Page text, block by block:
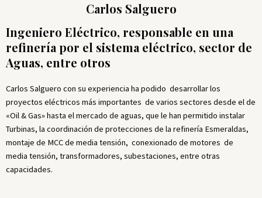
Carlos Salguero
Ingeniero Eléctrico, responsable en una
refinería por el sistema eléctrico, sector de
Aguas, entre otros
Carlos Salguero con su experiencia ha podido desarrollar los
proyectos eléctricos más importantes de varios sectores desde el de
«Oil & Gas» hasta el mercado de aguas, que le han permitido instalar
Turbinas, la coordinación de protecciones de la refinería Esmeraldas,
montaje de MCC de media tensión, conexionado de motores de
media tensión, transformadores, subestaciones, entre otras
capacidades.